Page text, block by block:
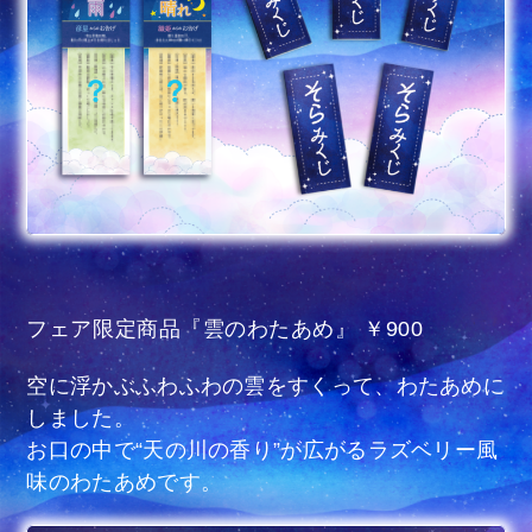
フェア限定商品『雲のわたあめ』 ￥900
空に浮かぶふわふわの雲をすくって、わたあめに
しました。
お口の中で“天の川の香り”が広がるラズベリー風
味のわたあめです。